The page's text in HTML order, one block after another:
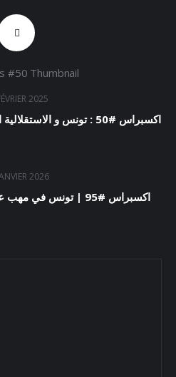
2025
اكسبراس #50 : تونس و الاستقلالية الطاقية، بعيدة على الرشمة ؟
2026
اكسبراس #95 | تونس في مهب عاصفة “هاري”: أي مجابهة؟